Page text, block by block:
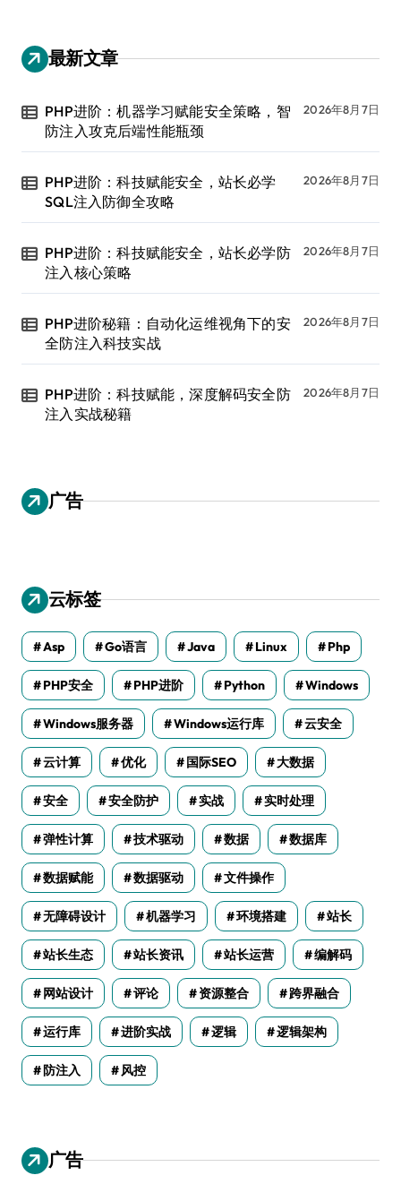
最新文章
PHP进阶：机器学习赋能安全策略，智
防注入攻克后端性能瓶颈
2026年8月7日
PHP进阶：科技赋能安全，站长必学
SQL注入防御全攻略
2026年8月7日
PHP进阶：科技赋能安全，站长必学防
注入核心策略
2026年8月7日
PHP进阶秘籍：自动化运维视角下的安
全防注入科技实战
2026年8月7日
PHP进阶：科技赋能，深度解码安全防
注入实战秘籍
2026年8月7日
广告
云标签
Asp Go语言 Java Linux Php
PHP安全 PHP进阶 Python Windows
Windows服务器 Windows运行库 云安全
云计算 优化 国际SEO 大数据
安全 安全防护 实战 实时处理
弹性计算 技术驱动 数据 数据库
数据赋能 数据驱动 文件操作
无障碍设计 机器学习 环境搭建 站长
站长生态 站长资讯 站长运营 编解码
网站设计 评论 资源整合 跨界融合
运行库 进阶实战 逻辑 逻辑架构
防注入 风控
广告